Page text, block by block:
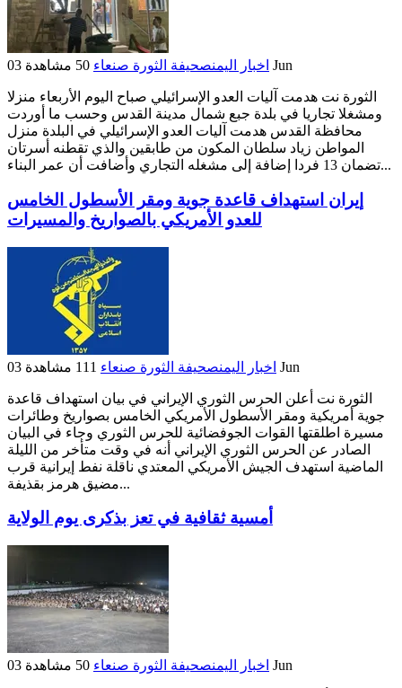
اخبار اليمنصحيفة الثورة صنعاء 03 Jun
الثورة نت هدمت آليات العدو الإسرائيلي صباح اليوم الأربعاء منزلا
ومشغلا تجاريا في بلدة جبع شمال مدينة القدس وحسب ما أوردت
محافظة القدس هدمت آليات العدو الإسرائيلي في البلدة منزل
المواطن زياد سلطان المكون من طابقين والذي تقطنه أسرتان
تضمان 13 فردا إضافة إلى مشغله التجاري وأضافت أن عمر البناء...
إيران استهداف قاعدة جوية ومقر الأسطول الخامس
للعدو الأمريكي بالصواريخ والمسيرات
اخبار اليمنصحيفة الثورة صنعاء 03 Jun
الثورة نت أعلن الحرس الثوري الإيراني في بيان استهداف قاعدة
جوية أمريكية ومقر الأسطول الأمريكي الخامس بصواريخ وطائرات
مسيرة اطلقتها القوات الجوفضائية للحرس الثوري وجاء في البيان
الصادر عن الحرس الثوري الإيراني أنه في وقت متأخر من الليلة
الماضية استهدف الجيش الأمريكي المعتدي ناقلة نفط إيرانية قرب
مضيق هرمز بقذيفة...
أمسية ثقافية في تعز بذكرى يوم الولاية
اخبار اليمنصحيفة الثورة صنعاء 03 Jun